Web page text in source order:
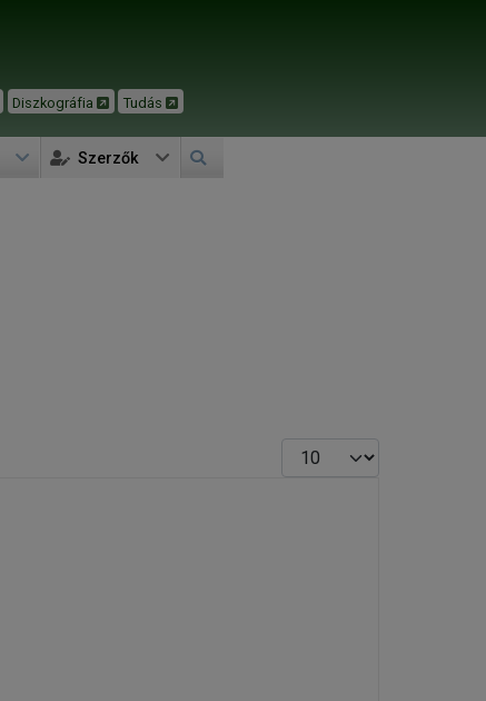
Diszkográfia Tudás
Szerzők
Tételek #